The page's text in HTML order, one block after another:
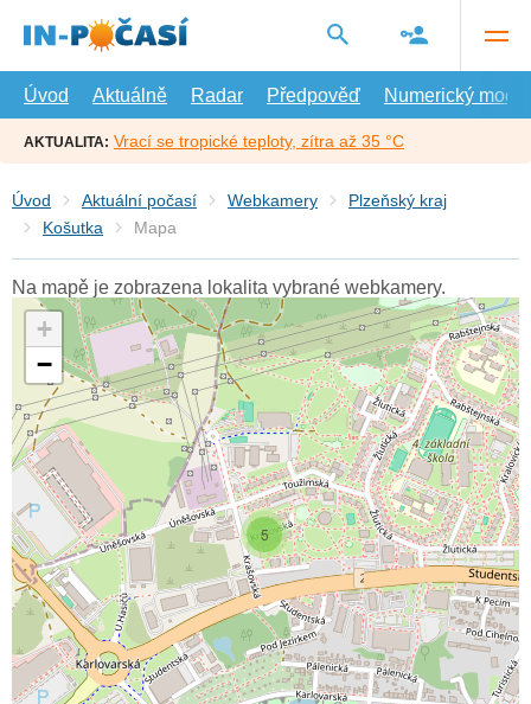
hlavní
Úvod
Aktuálně Radar Předpověď Numerický model
AKTUALITA: Vrací se tropické teploty, zítra až 35 °C
Úvod Aktuální počasí Webkamery
Plzeňský kraj
Košutka
Mapa
Na mapě je zobrazena lokalita vybrané webkamery.
5
+
−